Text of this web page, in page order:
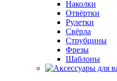
Наколки
Отвёртки
Рулетки
Свёрла
Струбцины
Фрезы
Шаблоны